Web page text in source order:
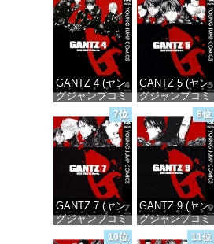
価格：¥100 価格：¥100
GANTZ 4 (ヤン
グジャンプコミ
ックスDIGITAL)
価格：¥100
GANTZ 5 (ヤン
グジャンプコミ
ックスDIGITAL)
価格：¥100
7位
GANTZ 7 (ヤン
グジャンプコミ
ックスDIGITAL)
8位
GANTZ 9 (ヤン
グジャンプコミ
ックスDIGITAL)
10位 11位